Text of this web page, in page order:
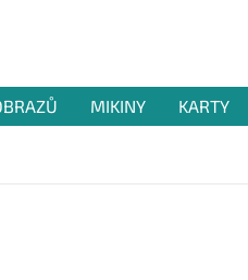
MIKINY
KARTY